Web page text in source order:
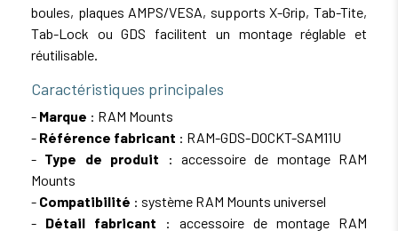
boules, plaques AMPS/VESA, supports X-Grip, Tab-Tite,
Tab-Lock ou GDS facilitent un montage réglable et
réutilisable.
Caractéristiques principales
- Marque : RAM Mounts
- Référence fabricant : RAM-GDS-DOCKT-SAM11U
- Type de produit : accessoire de montage RAM
Mounts
- Compatibilité : système RAM Mounts universel
- Détail fabricant : accessoire de montage RAM